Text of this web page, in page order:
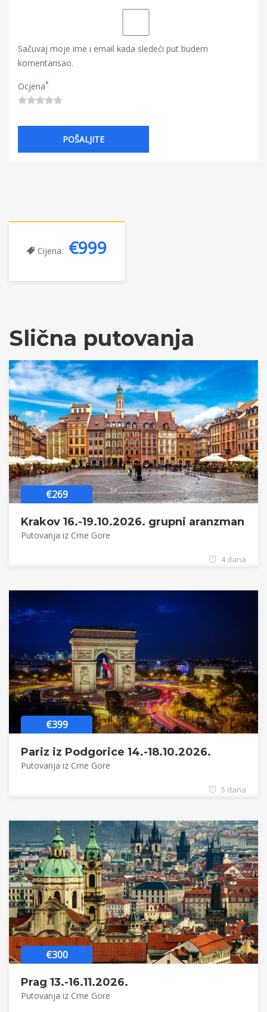
Sačuvaj moje ime i email kada sledeći put budem
komentarisao.
Ocjena*
Cijena: €999
Slična putovanja
€269
Krakov 16.-19.10.2026. grupni aranzman
Putovanja iz Crne Gore
4 dana
€399
Pariz iz Podgorice 14.-18.10.2026.
Putovanja iz Crne Gore
5 dana
€300
Prag 13.-16.11.2026.
Putovanja iz Crne Gore